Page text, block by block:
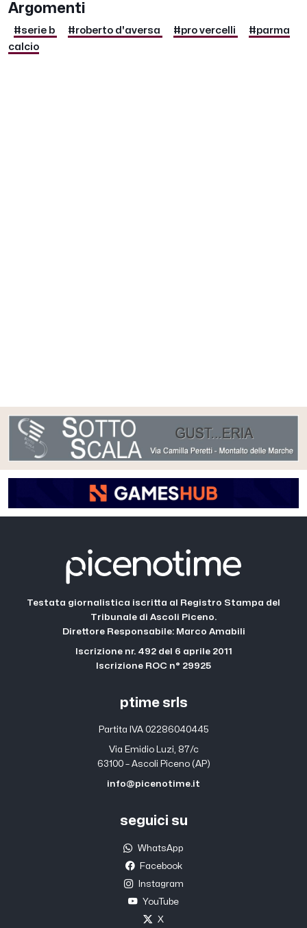
Argomenti
#serie b #roberto d'aversa #pro vercelli
#parma
calcio
Testata giornalistica iscritta al Registro Stampa del
Tribunale di Ascoli Piceno.
Direttore Responsabile: Marco Amabili
Iscrizione nr. 492 del 6 aprile 2011
Iscrizione ROC n° 29925
ptime srls
Partita IVA 02286040445
Via Emidio Luzi, 87/c
63100 – Ascoli Piceno (AP)
info@picenotime.it
seguici su
WhatsApp
Facebook
Instagram
YouTube
X